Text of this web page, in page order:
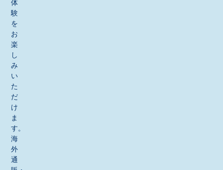
体
験
を
お
楽
し
み
い
た
だ
け
ま
す。
海
外
通